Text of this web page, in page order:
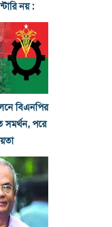
নয় :
বিএনপির
সমর্থন, পরে